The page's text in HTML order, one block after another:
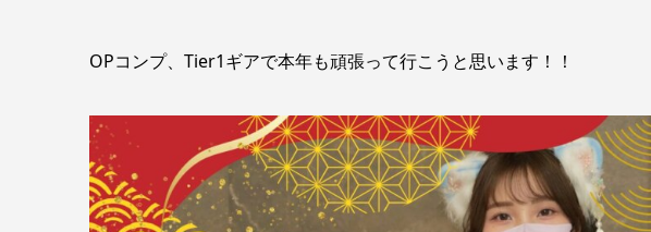
OPコンプ、Tier1ギアで本年も頑張って行こうと思います！！